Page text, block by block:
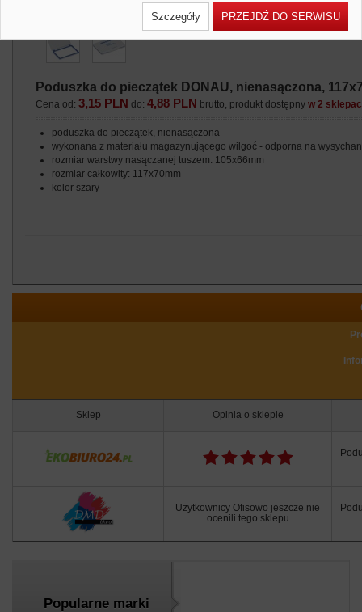
Poduszka do pieczątek DONAU, nienasączona,
Cena od:3,15 PLN do:4,88 PLN brutto, produkt dostępnyw 2
poduszka do pieczątek, nienasączona
wykonana z materiału magazynującego wilgoć - odporna na
rozmiar warstwy nasączanej tuszem: 105x66mm
rozmiar całkowity: 117x70mm
kolor szary
Sklep Opinia o sklepie
Użytkownicy Ofisowo jeszcze nie
ocenili tego sklepu
Popularne marki
wcześniejsza zgoda której udzieliliście podczas zakładania konta. Każda
Państwa zgoda jest dobrowolna i można ją w dowolnym momencie
Polityka prywatności (rozwiń)
Lista Zaufanych Partnerów (rozwiń)
Szczegóły PRZEJDŹ DO SERWISU